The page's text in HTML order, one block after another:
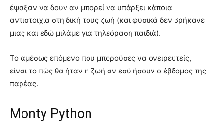
έψαξαν να δουν αν μπορεί να υπάρξει κάποια
αντιστοιχία στη δική τους ζωή (και φυσικά δεν βρήκανε
μιας και εδώ μιλάμε για τηλεόραση παιδιά).
Το αμέσως επόμενο που μπορούσες να ονειρευτείς,
είναι το πώς θα ήταν η ζωή αν εσύ ήσουν ο έβδομος της
παρέας.
Monty Python